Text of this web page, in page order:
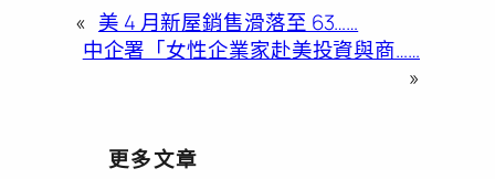
« 美 4 月新屋銷售滑落至 63……
中企署「女性企業家赴美投資與商……
»
更多文章